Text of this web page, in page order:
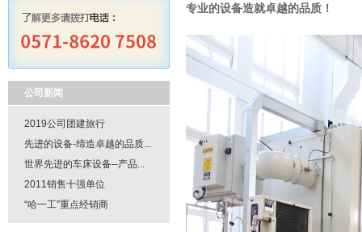
公司新闻
2019公司团建旅行
先进的设备-缔造卓越的品质...
世界先进的车床设备--产品...
2011销售十强单位
“哈一工”重点经销商
专业的设备造就卓越的品质！